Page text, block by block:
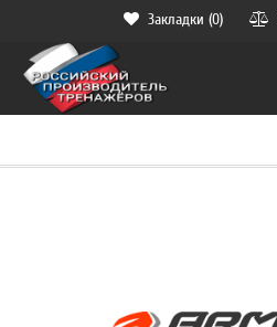
Закладки (0)